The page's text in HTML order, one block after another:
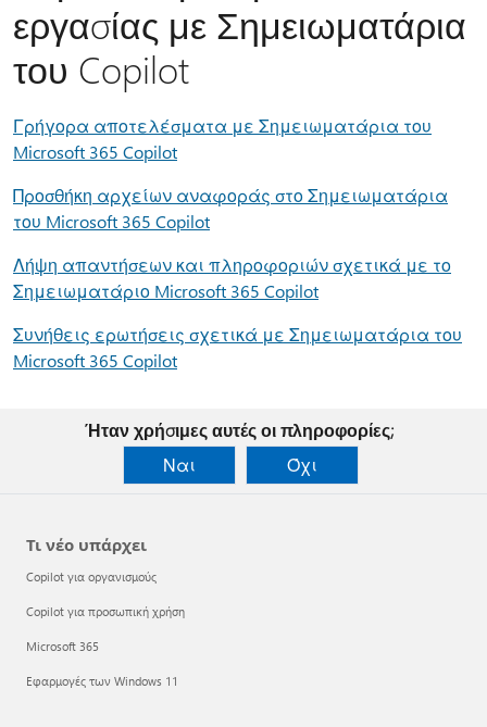
εργασίας με Σημειωματάρια
του Copilot
Γρήγορα αποτελέσματα με Σημειωματάρια του
Microsoft 365 Copilot
Προσθήκη αρχείων αναφοράς στο Σημειωματάρια
του Microsoft 365 Copilot
Λήψη απαντήσεων και πληροφοριών σχετικά με το
Σημειωματάριο Microsoft 365 Copilot
Συνήθεις ερωτήσεις σχετικά με Σημειωματάρια του
Microsoft 365 Copilot
Ήταν χρήσιμες αυτές οι πληροφορίες;
Ναι
Όχι
Τι νέο υπάρχει
Copilot για οργανισμούς
Copilot για προσωπική χρήση
Microsoft 365
Εφαρμογές των Windows 11